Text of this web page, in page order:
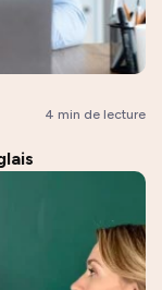
4 min de lecture